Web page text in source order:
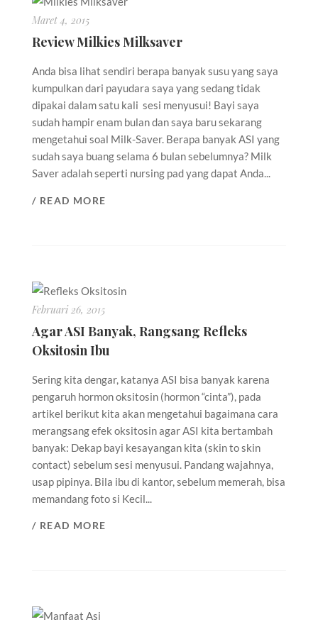
Maret 4, 2015
Review Milkies Milksaver
Anda bisa lihat sendiri berapa banyak susu yang saya
kumpulkan dari payudara saya yang sedang tidak
dipakai dalam satu kali sesi menyusui! Bayi saya
sudah hampir enam bulan dan saya baru sekarang
mengetahui soal Milk-Saver. Berapa banyak ASI yang
sudah saya buang selama 6 bulan sebelumnya? Milk
Saver adalah seperti nursing pad yang dapat Anda...
/ READ MORE
Februari 26, 2015
Agar ASI Banyak, Rangsang Refleks
Oksitosin Ibu
Sering kita dengar, katanya ASI bisa banyak karena
pengaruh hormon oksitosin (hormon “cinta”), pada
artikel berikut kita akan mengetahui bagaimana cara
merangsang efek oksitosin agar ASI kita bertambah
banyak: Dekap bayi kesayangan kita (skin to skin
contact) sebelum sesi menyusui. Pandang wajahnya,
usap pipinya. Bila ibu di kantor, sebelum memerah, bisa
memandang foto si Kecil...
/ READ MORE